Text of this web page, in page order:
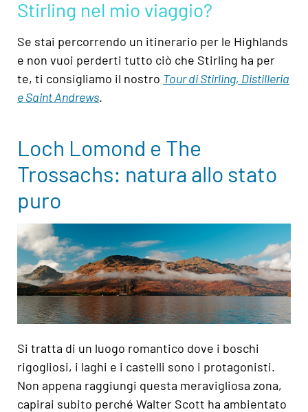
Stirling nel mio viaggio?
Se stai percorrendo un itinerario per le Highlands
e non vuoi perderti tutto ciò che Stirling ha per
te, ti consigliamo il nostro Tour di Stirling, Distilleria
e Saint Andrews.
Loch Lomond e The
Trossachs: natura allo stato
puro
Si tratta di un luogo romantico dove i boschi
rigogliosi, i laghi e i castelli sono i protagonisti.
Non appena raggiungi questa meravigliosa zona,
capirai subito perché Walter Scott ha ambientato